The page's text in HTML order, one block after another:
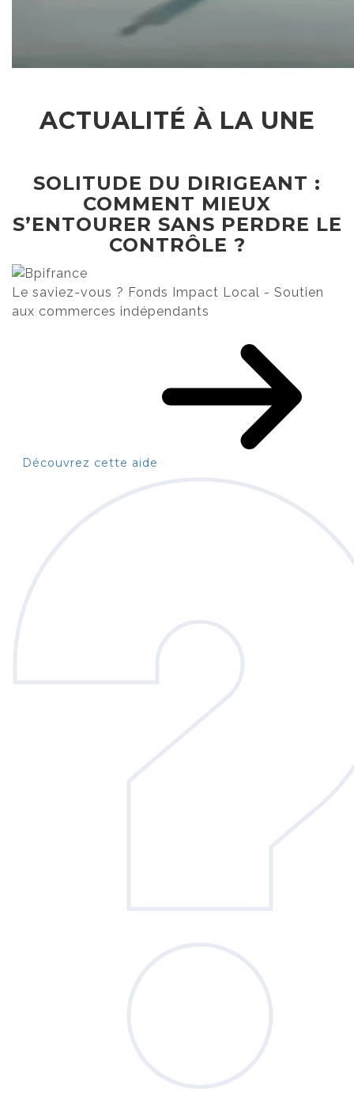
ACTUALITÉ À LA UNE
SOLITUDE DU DIRIGEANT :
COMMENT MIEUX
S’ENTOURER SANS PERDRE LE
CONTRÔLE ?
Le saviez-vous ? Fonds Impact Local - Soutien
aux commerces indépendants
Découvrez cette aide